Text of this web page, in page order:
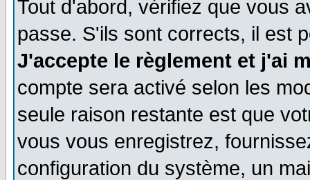
Tout d'abord, vérifiez que vous
passe. S'ils sont corrects, il est
J'accepte le règlement et j'ai
compte sera activé selon les
seule raison restante est que
vous vous enregistrez,
configuration du système, un